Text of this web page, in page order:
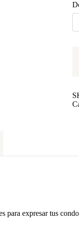
para expresar tus